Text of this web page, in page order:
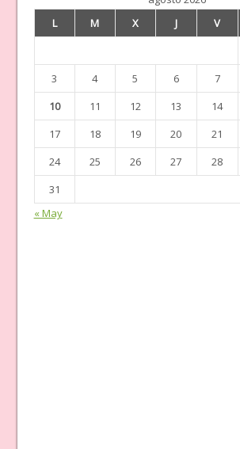
L
M X J V
3
4 5 6 7
10
11 12 13 14
17
18 19 20 21
24
25 26 27 28
31
« May